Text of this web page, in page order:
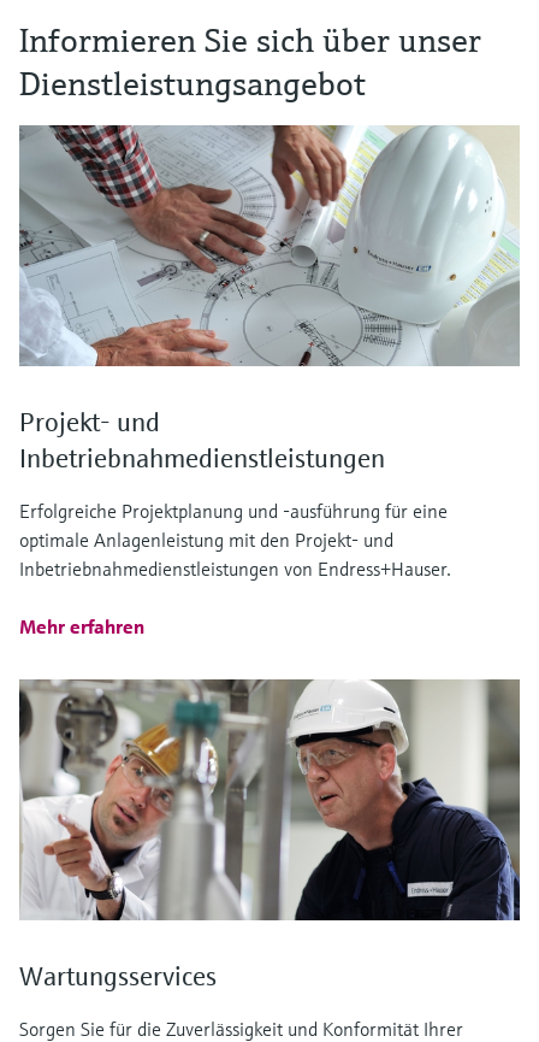
Informieren Sie sich über unser
Dienstleistungsangebot
Projekt- und
Inbetriebnahmedienstleistungen
Erfolgreiche Projektplanung und -ausführung für eine
optimale Anlagenleistung mit den Projekt- und
Inbetriebnahmedienstleistungen von Endress+Hauser.
Mehr erfahren
Wartungsservices
Sorgen Sie für die Zuverlässigkeit und Konformität Ihrer